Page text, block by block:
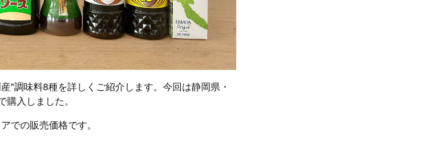
"調味料8種を詳しくご紹介します。今回は静岡県・
入しました。
での販売価格です。